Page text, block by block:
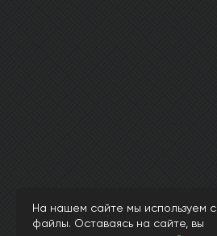
© Интернет магазин laminatkronotex.ru
Информация, представленная на
На нашем сайте мы используем
файлы. Оставаясь на сайте, вы